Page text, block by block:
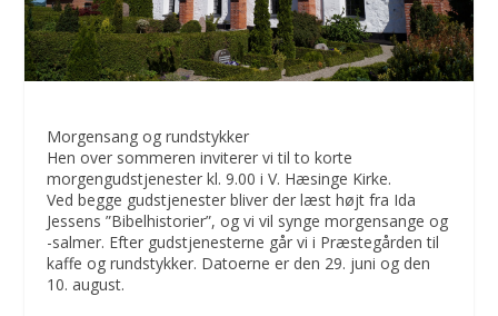
Morgensang og rundstykker
Hen over sommeren inviterer vi til to korte
morgengudstjenester kl. 9.00 i V. Hæsinge Kirke.
Ved begge gudstjenester bliver der læst højt fra Ida
Jessens ”Bibelhistorier”, og vi vil synge morgensange og
-salmer. Efter gudstjenesterne går vi i Præstegården til
kaffe og rundstykker. Datoerne er den 29. juni og den
10. august.